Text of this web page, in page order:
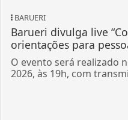
BARUERI
Barueri divulga live
orientações para
O evento será realizado
2026, às 19h, com